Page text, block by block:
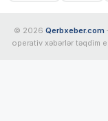
© 2026 Qerbxeber.com
operativ xəbərlər təqdim